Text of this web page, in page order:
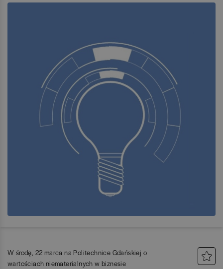
W środę, 22 marca na Politechnice Gdańskiej o
wartościach niematerialnych w biznesie